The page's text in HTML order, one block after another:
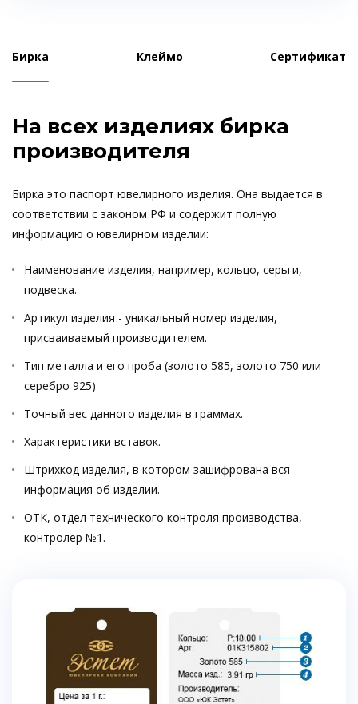
Бирка Клеймо Сертификат
На всех изделиях бирка
производителя
Бирка это паспорт ювелирного изделия. Она выдается в
соответствии с законом РФ и содержит полную
информацию о ювелирном изделии:
Наименование изделия, например, кольцо, серьги,
подвеска.
Артикул изделия - уникальный номер изделия,
присваиваемый производителем.
Тип металла и его проба (золото 585, золото 750 или
серебро 925)
Точный вес данного изделия в граммах.
Характеристики вставок.
Штрихкод изделия, в котором зашифрована вся
информация об изделии.
ОТК, отдел технического контроля производства,
контролер №1.